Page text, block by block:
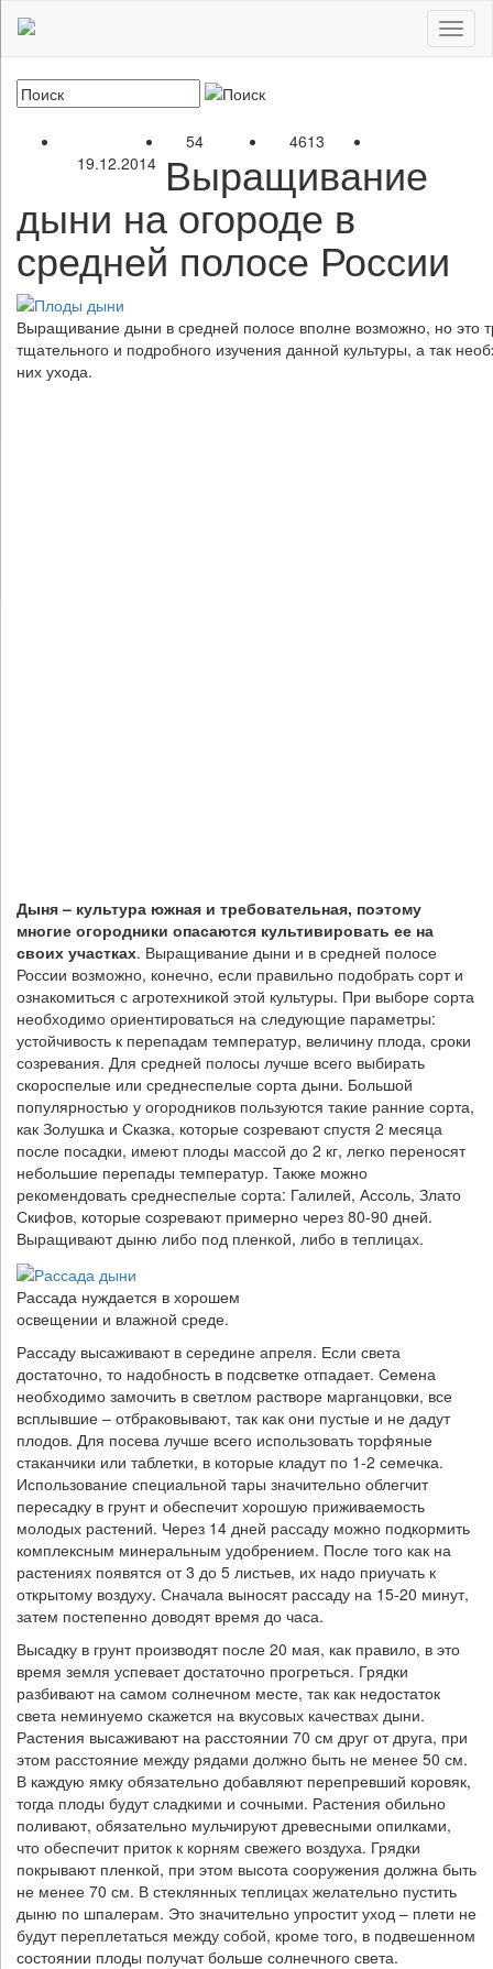
19.12.2014
54 4613
Выращивание
дыни на огороде в
средней полосе России
Выращивание дыни в средней полосе вполне возможно, но это
тщательного и подробного изучения данной культуры, а так
них ухода.
Дыня – культура южная и требовательная, поэтому
многие огородники опасаются культивировать ее на
своих участках. Выращивание дыни и в средней полосе
России возможно, конечно, если правильно подобрать сорт и
ознакомиться с агротехникой этой культуры. При выборе сорта
необходимо ориентироваться на следующие параметры:
устойчивость к перепадам температур, величину плода, сроки
созревания. Для средней полосы лучше всего выбирать
скороспелые или среднеспелые сорта дыни. Большой
популярностью у огородников пользуются такие ранние сорта,
как Золушка и Сказка, которые созревают спустя 2 месяца
после посадки, имеют плоды массой до 2 кг, легко переносят
небольшие перепады температур. Также можно
рекомендовать среднеспелые сорта: Галилей, Ассоль, Злато
Скифов, которые созревают примерно через 80-90 дней.
Выращивают дыню либо под пленкой, либо в теплицах.
Рассада нуждается в хорошем
освещении и влажной среде.
Рассаду высаживают в середине апреля. Если света
достаточно, то надобность в подсветке отпадает. Семена
необходимо замочить в светлом растворе марганцовки, все
всплывшие – отбраковывают, так как они пустые и не дадут
плодов. Для посева лучше всего использовать торфяные
стаканчики или таблетки, в которые кладут по 1-2 семечка.
Использование специальной тары значительно облегчит
пересадку в грунт и обеспечит хорошую приживаемость
молодых растений. Через 14 дней рассаду можно подкормить
комплексным минеральным удобрением. После того как на
растениях появятся от 3 до 5 листьев, их надо приучать к
открытому воздуху. Сначала выносят рассаду на 15-20 минут,
затем постепенно доводят время до часа.
Высадку в грунт производят после 20 мая, как правило, в это
время земля успевает достаточно прогреться. Грядки
разбивают на самом солнечном месте, так как недостаток
света неминуемо скажется на вкусовых качествах дыни.
Растения высаживают на расстоянии 70 см друг от друга, при
этом расстояние между рядами должно быть не менее 50 см.
В каждую ямку обязательно добавляют перепревший коровяк,
тогда плоды будут сладкими и сочными. Растения обильно
поливают, обязательно мульчируют древесными опилками,
что обеспечит приток к корням свежего воздуха. Грядки
покрывают пленкой, при этом высота сооружения должна быть
не менее 70 см. В стеклянных теплицах желательно пустить
дыню по шпалерам. Это значительно упростит уход – плети не
будут переплетаться между собой, кроме того, в подвешенном
состоянии плоды получат больше солнечного света.